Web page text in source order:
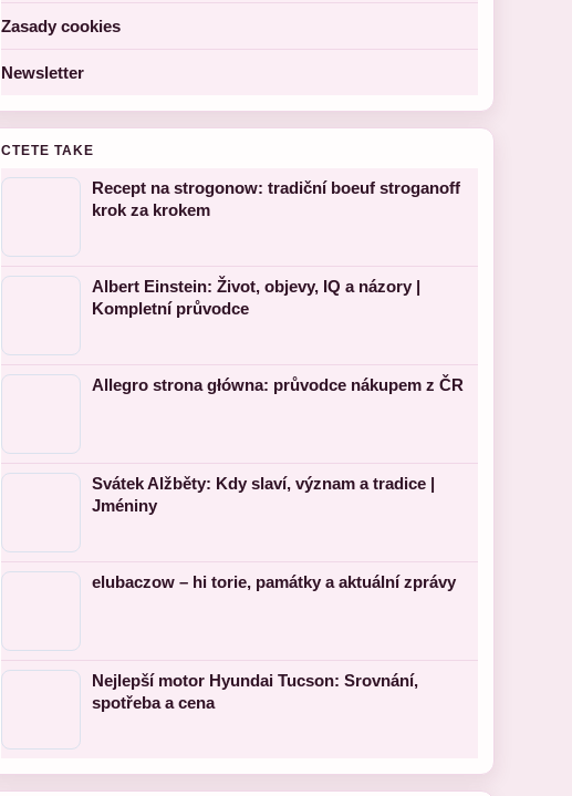
Zasady cookies
Newsletter
CTETE TAKE
Recept na strogonow: tradiční boeuf stroganoff
krok za krokem
Albert Einstein: Život, objevy, IQ a názory |
Kompletní průvodce
Allegro strona główna: průvodce nákupem z ČR
Svátek Alžběty: Kdy slaví, význam a tradice |
Jméniny
elubaczow – hi torie, památky a aktuální zprávy
Nejlepší motor Hyundai Tucson: Srovnání,
spotřeba a cena